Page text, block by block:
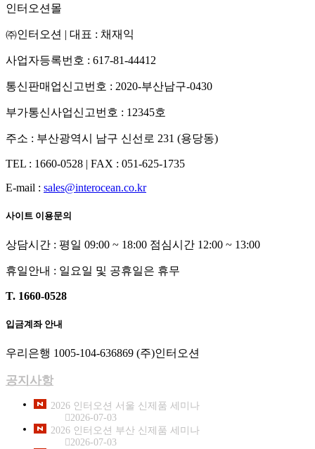
인터오션몰
㈜인터오션 | 대표 : 채재익
사업자등록번호 : 617-81-44412
통신판매업신고번호 : 2020-부산남구-0430
부가통신사업신고번호 : 12345호
주소 : 부산광역시 남구 신선로 231 (용당동)
TEL : 1660-0528 | FAX : 051-625-1735
E-mail : sales@interocean.co.kr
사이트 이용문의
상담시간 : 평일 09:00 ~ 18:00 점심시간 12:00 ~ 13:00
휴일안내 : 일요일 및 공휴일은 휴무
T. 1660-0528
입금계좌 안내
우리은행 1005-104-636869 (주)인터오션
공지사항
2026 인터오션 서울 신제품 세미나
2026-07-03
2026 인터오션 부산 신제품 세미나
2026-07-03